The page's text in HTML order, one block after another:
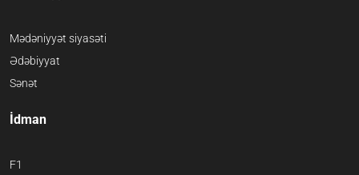
Mədəniyyət siyasəti
Ədəbiyyat
Sənət
İdman
F1